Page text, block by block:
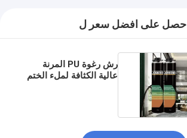
احصل على افضل سعر ل
رش رغوة PU المرنة
عالية الكثافة لملء الختم